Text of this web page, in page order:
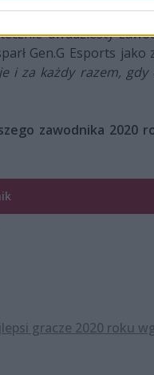
przez
dwudziesty
Gen.G Esports
i za każdy razem,
zawodnika
gracze 2020 roku